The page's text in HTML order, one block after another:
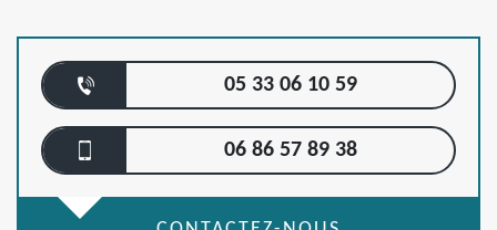
05 33 06 10 59
06 86 57 89 38